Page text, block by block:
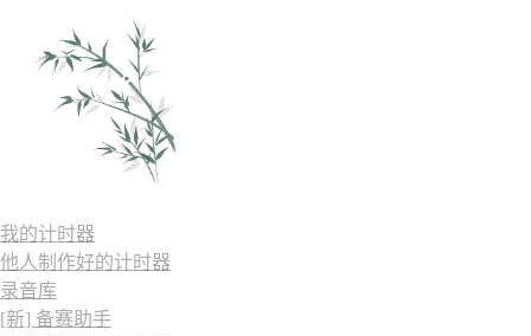
我的计时器
他人制作好的计时器
录音库
[新] 备赛助手